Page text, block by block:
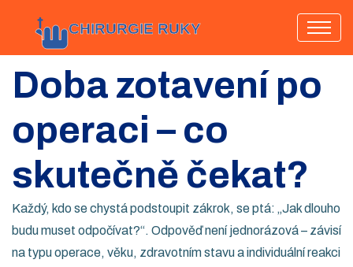
Doba zotavení po
operaci – co
skutečně čekat?
Každý, kdo se chystá podstoupit zákrok, se ptá: „Jak dlouho
budu muset odpočívat?“. Odpověď není jednorázová – závisí
na typu operace, věku, zdravotním stavu a individuální reakci